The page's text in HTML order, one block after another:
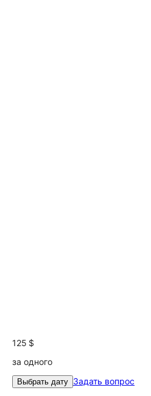
125 $
за одного
Выбрать дату Задать вопрос